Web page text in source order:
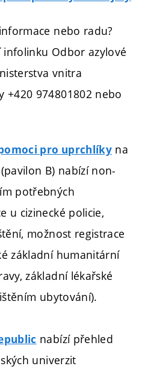
nebo radu?
infolinku Odbor azylové
vnitra
+420 974801802 nebo
pro uprchlíky na
B) nabízí non-
potřebných
u cizinecké policie,
možnost registrace
základní humanitární
základní lékařské
ubytování).
nabízí přehled
univerzit